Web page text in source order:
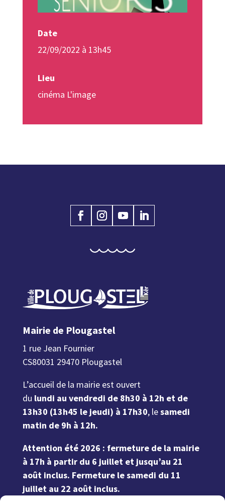
Date
22/09/2022 à 13h45
Lieu
cinéma L'image
Mairie de Plougastel
1 rue Jean Fournier
CS80031 29470 Plougastel
L’accueil de la mairie est ouvert
du lundi au vendredi de 8h30 à 12h et de
13h30 (13h45 le jeudi) à 17h30, lesamedi
matin de 9h à 12h.
Attention été 2026 : fermeture de la mairie
à 17h à partir du 6 juillet et jusqu’au 21
août inclus. Fermeture le samedi du 11
juillet au 22 août inclus.